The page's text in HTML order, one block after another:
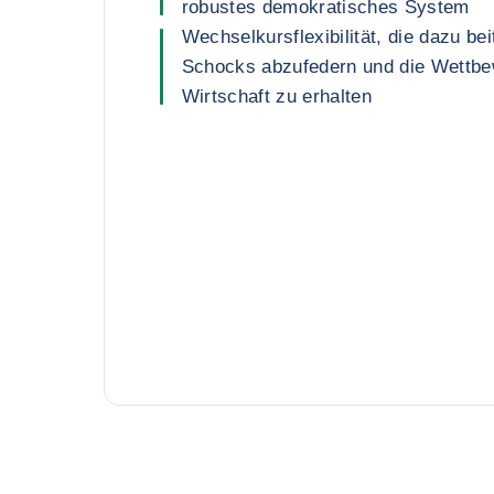
robustes demokratisches System
Wechselkursflexibilität, die dazu
Schocks abzufedern und die
Wirtschaft zu erhalten